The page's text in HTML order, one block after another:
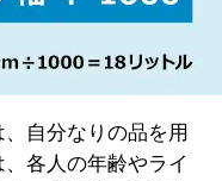
自分なりの品を用
各人の年齢やライ